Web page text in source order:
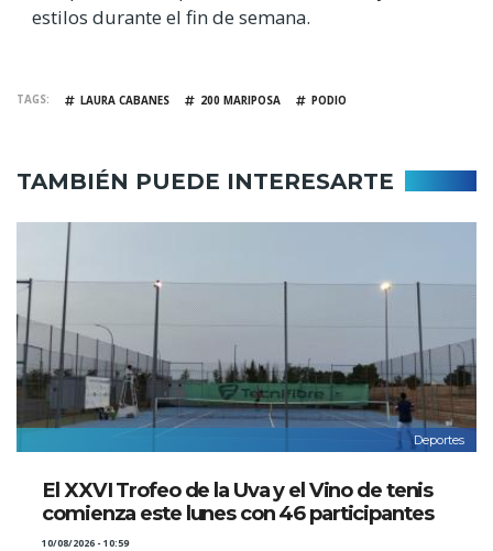
estilos durante el fin de semana.
TAGS LAURA CABANES 200 MARIPOSA PODIO
TAMBIÉN PUEDE INTERESARTE
Deportes
El XXVI Trofeo de la Uva y el Vino de tenis
comienza este lunes con 46 participantes
10/08/2026 - 10:59